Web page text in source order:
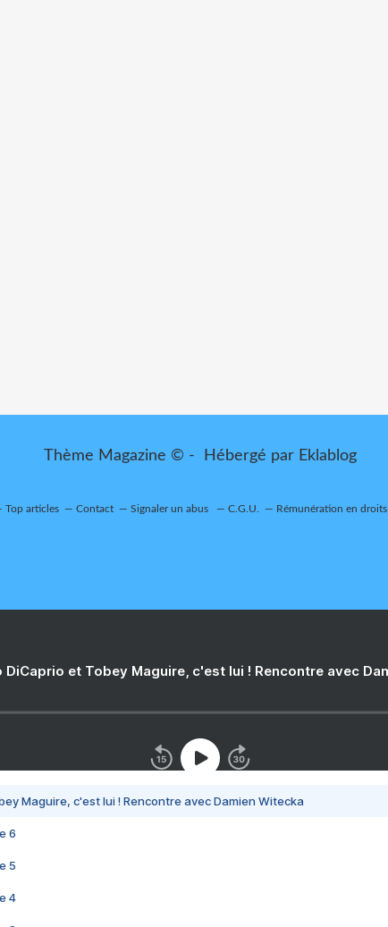
Thème Magazine © - Hébergé par Eklablog
Top articles Contact Signaler un abus C.G.U. Rémunération en
DiCaprio et Tobey Maguire, c'est lui ! Rencontre avec
Maguire, c'est lui ! Rencontre avec Damien Witecka
6
5
4